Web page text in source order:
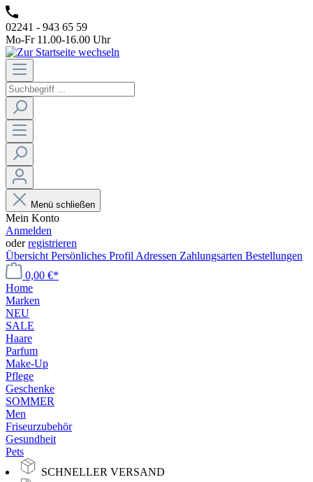
02241 - 943 65 59
Mo-Fr 11.00-16.00 Uhr
Menü schließen
Mein Konto
Anmelden
oderregistrieren
Übersicht Persönliches Profil Adressen Zahlungsarten Bestellungen
0,00 €*
Home
Marken
NEU
SALE
Haare
Parfum
Make-Up
Pflege
Geschenke
SOMMER
Men
Friseurzubehör
Gesundheit
Pets
SCHNELLER VERSAND